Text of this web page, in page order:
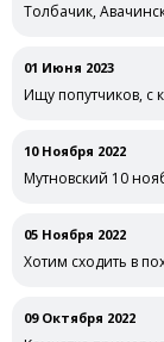
Толбачик,
01 Июня 2023
Ищу попутчиков, с
10 Ноября 2022
Мутновский 10
05 Ноября 2022
Хотим сходить в
09 Октября 2022